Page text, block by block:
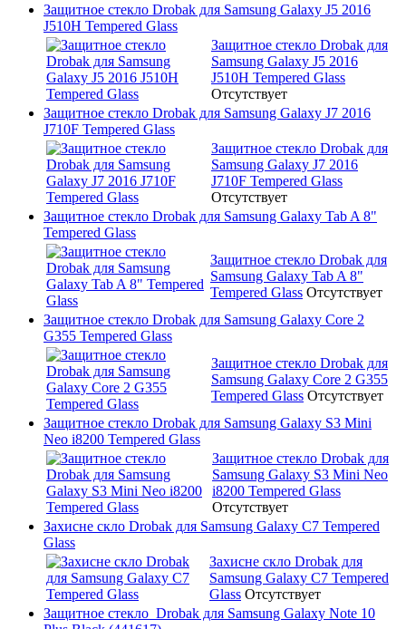
Защитное стекло Drobak для Samsung Galaxy J5 2016
J510H Tempered Glass
Защитное стекло Drobak для
Samsung Galaxy J5 2016
J510H Tempered Glass
Отсутствует
Защитное стекло Drobak для Samsung Galaxy J7 2016
J710F Tempered Glass
Защитное стекло Drobak для
Samsung Galaxy J7 2016
J710F Tempered Glass
Отсутствует
Защитное стекло Drobak для Samsung Galaxy Tab A 8"
Tempered Glass
Защитное стекло Drobak для
Samsung Galaxy Tab A 8"
Tempered Glass Отсутствует
Защитное стекло Drobak для Samsung Galaxy Core 2
G355 Tempered Glass
Защитное стекло Drobak для
Samsung Galaxy Core 2 G355
Tempered Glass Отсутствует
Защитное стекло Drobak для Samsung Galaxy S3 Mini
Neo i8200 Tempered Glass
Защитное стекло Drobak для
Samsung Galaxy S3 Mini Neo
i8200 Tempered Glass
Отсутствует
Захисне скло Drobak для Samsung Galaxy C7 Tempered
Glass
Захисне скло Drobak для
Samsung Galaxy C7 Tempered
Glass Отсутствует
Защитное стекло Drobak для Samsung Galaxy Note 10